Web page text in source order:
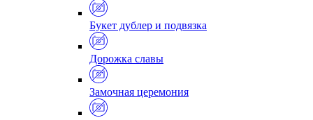
Букет дублер и подвязка
Дорожка славы
Замочная церемония